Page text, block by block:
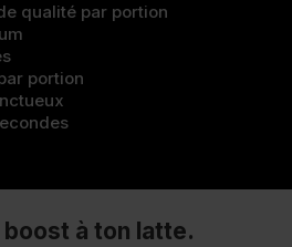
qualité par portion
portion
boost à ton latte.